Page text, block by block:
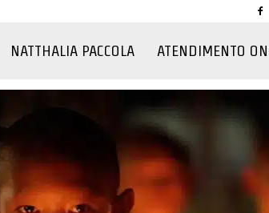
NATTHALIA PACCOLA ATENDIMENTO